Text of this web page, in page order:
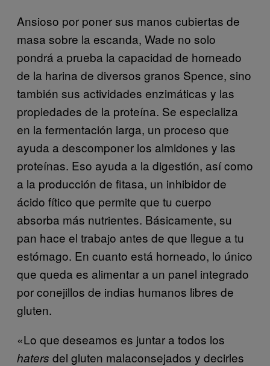
Ansioso por poner sus manos cubiertas de
masa sobre la escanda, Wade no solo
pondrá a prueba la capacidad de horneado
de la harina de diversos granos Spence, sino
también sus actividades enzimáticas y las
propiedades de la proteína. Se especializa
en la fermentación larga, un proceso que
ayuda a descomponer los almidones y las
proteínas. Eso ayuda a la digestión, así como
a la producción de fitasa, un inhibidor de
ácido fítico que permite que tu cuerpo
absorba más nutrientes. Básicamente, su
pan hace el trabajo antes de que llegue a tu
estómago. En cuanto está horneado, lo único
que queda es alimentar a un panel integrado
por conejillos de indias humanos libres de
gluten.
«Lo que deseamos es juntar a todos los
haters del gluten malaconsejados y decirles